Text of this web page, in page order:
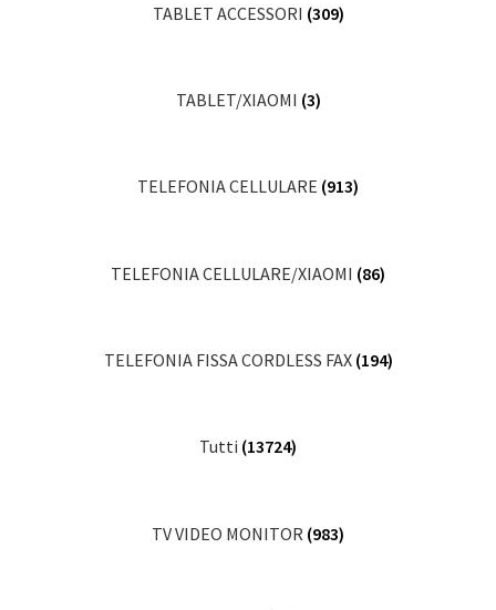
TABLET ACCESSORI (309)
TABLET/XIAOMI (3)
TELEFONIA CELLULARE (913)
TELEFONIA CELLULARE/XIAOMI (86)
TELEFONIA FISSA CORDLESS FAX (194)
Tutti (13724)
TV VIDEO MONITOR (983)